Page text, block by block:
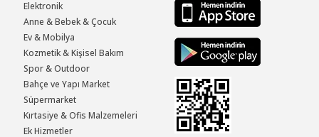
Elektronik
Anne & Bebek & Çocuk
Ev & Mobilya
Kozmetik & Kişisel Bakım
Spor & Outdoor
Bahçe ve Yapı Market
Süpermarket
Kırtasiye & Ofis Malzemeleri
Ek Hizmetler